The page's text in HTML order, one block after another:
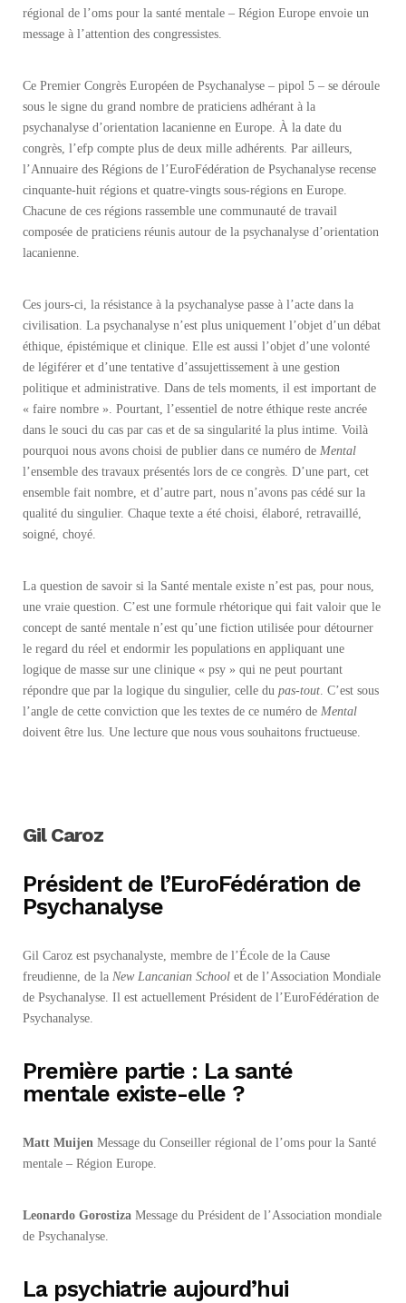
régional de l’oms pour la santé mentale – Région Europe envoie un
message à l’attention des congressistes.
Ce Premier Congrès Européen de Psychanalyse – pipol 5 – se déroule
sous le signe du grand nombre de praticiens adhérant à la
psychanalyse d’orientation lacanienne en Europe. À la date du
congrès, l’efp compte plus de deux mille adhérents. Par ailleurs,
l’Annuaire des Régions de l’EuroFédération de Psychanalyse recense
cinquante-huit régions et quatre-vingts sous-régions en Europe.
Chacune de ces régions rassemble une communauté de travail
composée de praticiens réunis autour de la psychanalyse d’orientation
lacanienne.
Ces jours-ci, la résistance à la psychanalyse passe à l’acte dans la
civilisation. La psychanalyse n’est plus uniquement l’objet d’un débat
éthique, épistémique et clinique. Elle est aussi l’objet d’une volonté
de légiférer et d’une tentative d’assujettissement à une gestion
politique et administrative. Dans de tels moments, il est important de
« faire nombre ». Pourtant, l’essentiel de notre éthique reste ancrée
dans le souci du cas par cas et de sa singularité la plus intime. Voilà
pourquoi nous avons choisi de publier dans ce numéro de Mental
l’ensemble des travaux présentés lors de ce congrès. D’une part, cet
ensemble fait nombre, et d’autre part, nous n’avons pas cédé sur la
qualité du singulier. Chaque texte a été choisi, élaboré, retravaillé,
soigné, choyé.
La question de savoir si la Santé mentale existe n’est pas, pour nous,
une vraie question. C’est une formule rhétorique qui fait valoir que le
concept de santé mentale n’est qu’une fiction utilisée pour détourner
le regard du réel et endormir les populations en appliquant une
logique de masse sur une clinique « psy » qui ne peut pourtant
répondre que par la logique du singulier, celle du pas-tout . C’est sous
l’angle de cette conviction que les textes de ce numéro de Mental
doivent être lus. Une lecture que nous vous souhaitons fructueuse.
Gil Caroz
Président de l’EuroFédération de
Psychanalyse
Gil Caroz est psychanalyste, membre de l’École de la Cause
freudienne, de la New Lancanian School et de l’Association Mondiale
de Psychanalyse. Il est actuellement Président de l’EuroFédération de
Psychanalyse.
Première partie : La santé
mentale existe-elle ?
Matt Muijen Message du Conseiller régional de l’oms pour la Santé
mentale – Région Europe.
Leonardo Gorostiza Message du Président de l’Association mondiale
de Psychanalyse.
La psychiatrie aujourd’hui